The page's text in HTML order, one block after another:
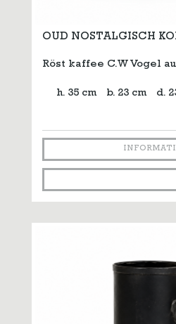
OUD NOSTALGISCH
Röst kaffee C.W Vogel
h. 35 cm b. 23 cm d.